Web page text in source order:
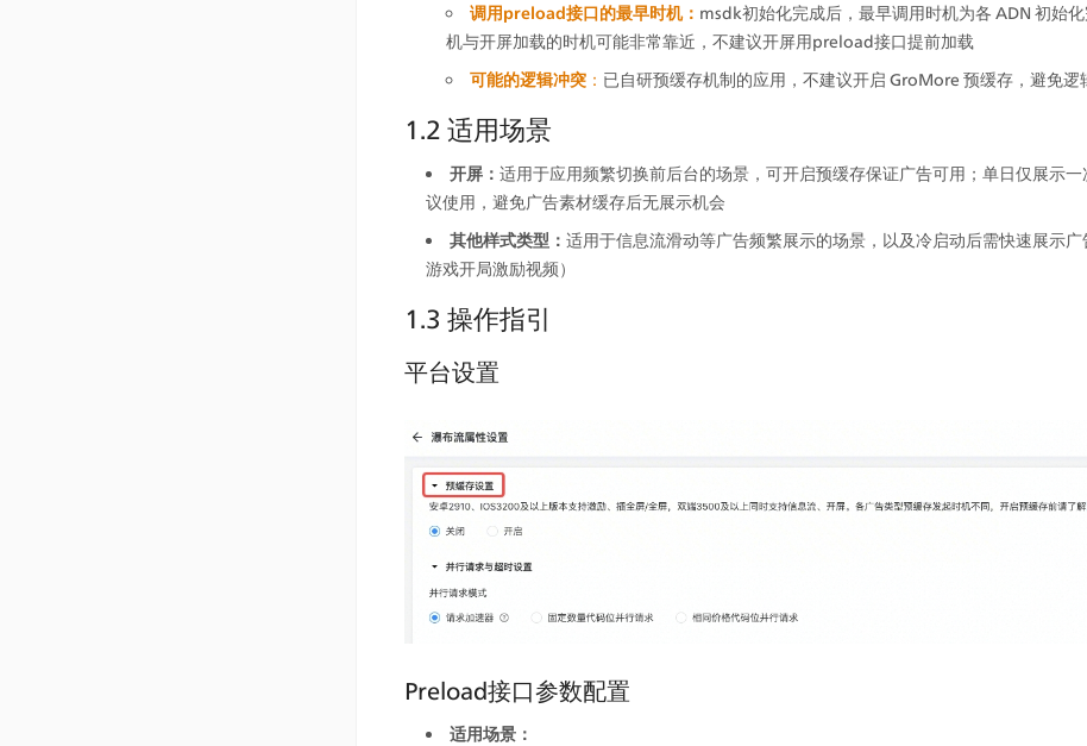
调用preload接口的最早时机： msdk初始化完成后，最早调用时机为各 ADN 初始
机与开屏加载的时机可能非常靠近，不建议开屏用preload接口提前加载
可能的逻辑冲突 ： 已自研预缓存机制的应用，不建议开启 GroMore 预缓存，避免逻
1.2 适用场景
开屏： 适用于应用频繁切换前后台的场景，可开启预缓存保证广告可用；单日仅展示一
议使用，避免广告素材缓存后无展示机会
其他样式类型： 适用于信息流滑动等广告频繁展示的场景，以及冷启动后需快速展示广
游戏开局激励视频）
1.3 操作指引
平台设置
Preload接口参数配置
适用场景：